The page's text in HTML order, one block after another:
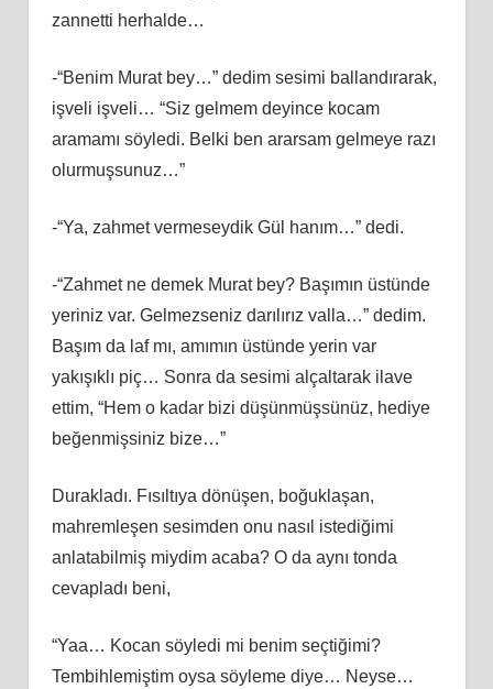
zannetti herhalde…
-“Benim Murat bey…” dedim sesimi ballandırarak,
işveli işveli… “Siz gelmem deyince kocam
aramamı söyledi. Belki ben ararsam gelmeye razı
olurmuşsunuz…”
-“Ya, zahmet vermeseydik Gül hanım…” dedi.
-“Zahmet ne demek Murat bey? Başımın üstünde
yeriniz var. Gelmezseniz darılırız valla…” dedim.
Başım da laf mı, amımın üstünde yerin var
yakışıklı piç… Sonra da sesimi alçaltarak ilave
ettim, “Hem o kadar bizi düşünmüşsünüz, hediye
beğenmişsiniz bize…”
Durakladı. Fısıltıya dönüşen, boğuklaşan,
mahremleşen sesimden onu nasıl istediğimi
anlatabilmiş miydim acaba? O da aynı tonda
cevapladı beni,
“Yaa… Kocan söyledi mi benim seçtiğimi?
Tembihlemiştim oysa söyleme diye… Neyse…